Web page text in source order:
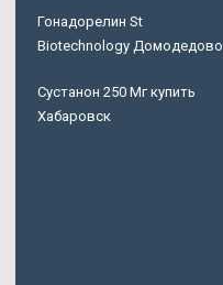
Гонадорелин St
Biotechnology Домодедово
Сустанон 250 Мг купить
Хабаровск